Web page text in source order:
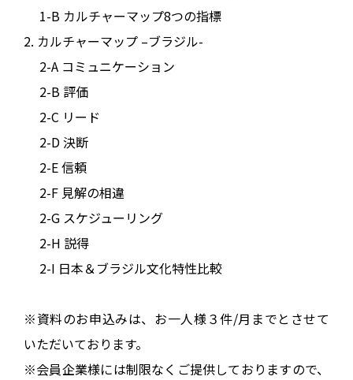
1-B カルチャーマップ8つの指標
2. カルチャーマップ –ブラジル-
2-A コミュニケーション
2-B 評価
2-C リード
2-D 決断
2-E 信頼
2-F 見解の相違
2-G スケジューリング
2-H 説得
2-I 日本＆ブラジル文化特性比較
※資料のお申込みは、お一人様３件/月までとさせて
いただいております。
※会員企業様には制限なくご提供しておりますので、